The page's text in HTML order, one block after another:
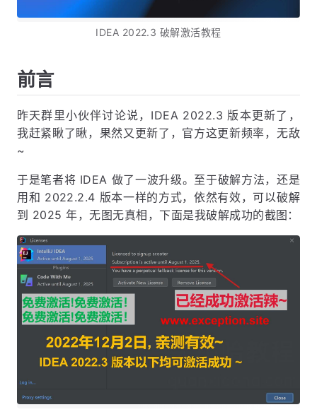
IDEA 2022.3 破解激活教程
前言
昨天群里小伙伴讨论说，IDEA 2022.3 版本更新了，
我赶紧瞅了瞅，果然又更新了，官方这更新频率，无敌
~
于是笔者将 IDEA 做了一波升级。至于破解方法，还是
用和 2022.2.4 版本一样的方式，依然有效，可以破解
到 2025 年，无图无真相，下面是我破解成功的截图：